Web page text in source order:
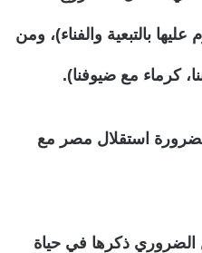
بالتبعية والفناء)، ومن
كرماء مع ضيوفنا).
استقلال مصر مع
الضروري ذكرها في حياة